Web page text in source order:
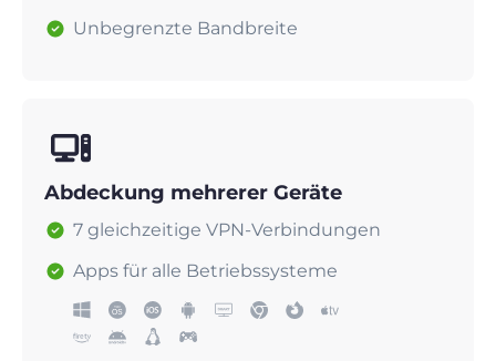
Unbegrenzte Bandbreite
Abdeckung mehrerer Geräte
7 gleichzeitige VPN-Verbindungen
Apps für alle Betriebssysteme